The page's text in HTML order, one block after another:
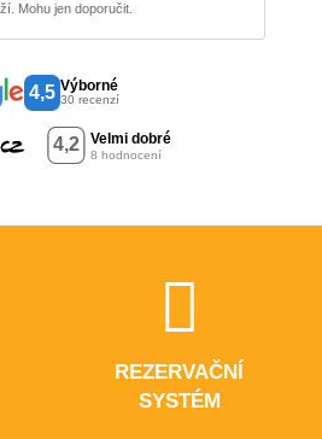
Mohu jen doporučit.
4,5 Výborné
30 recenzí
REZERVAČNÍ
SYSTÉM